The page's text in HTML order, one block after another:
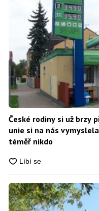
České rodiny si už brzy
unie si na nás
téměř nikdo